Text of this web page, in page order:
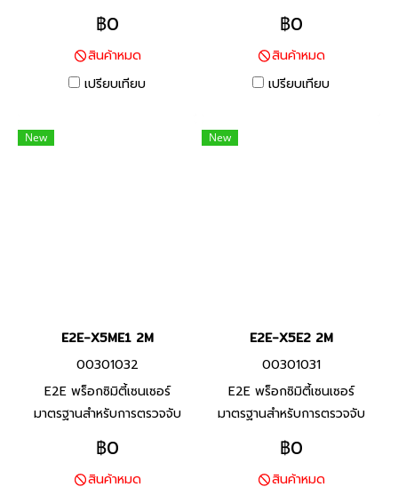
โลหะประเภทเหล็ก ทนต่อสภาพ
แวดล้อมด้วยสายมาตราฐานที่ทำ
จาก PVC ทนน้ำมัน และพื้นผิว
ตรวจจับที่ทำจากวัสดุที่ทนต่อ
฿0
สินค้าหมด
เปรียบเทียบ
โลหะประเภทเหล็ก ทนต่อสภาพ
แวดล้อมด้วยสายมาตราฐานที่ทำ
จาก PVC ทนน้ำมัน และพื้นผิว
ตรวจจับที่ทำจากวัสดุที่ทนต่อ
฿0
สินค้าหมด
เปรียบเทียบ
New
E2E-X5ME1 2M
00301032
E2E พร็อกซิมิตี้เซนเซอร์
มาตรฐานสำหรับการตรวจจับ
โลหะประเภทเหล็ก ทนต่อสภาพ
แวดล้อมด้วยสายมาตราฐานที่ทำ
จาก PVC ทนน้ำมัน และพื้นผิว
฿0
สินค้าหมด
New
E2E-X5E2 2M
00301031
E2E พร็อกซิมิตี้เซนเซอร์
มาตรฐานสำหรับการตรวจจับ
โลหะประเภทเหล็ก ทนต่อสภาพ
แวดล้อมด้วยสายมาตราฐานที่ทำ
จาก PVC ทนน้ำมัน และพื้นผิว
฿0
สินค้าหมด